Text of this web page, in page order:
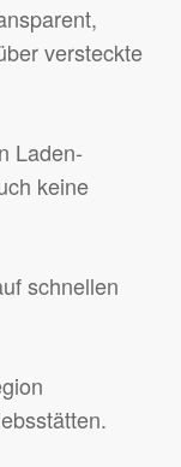
versteckte
Laden-
keine
schnellen